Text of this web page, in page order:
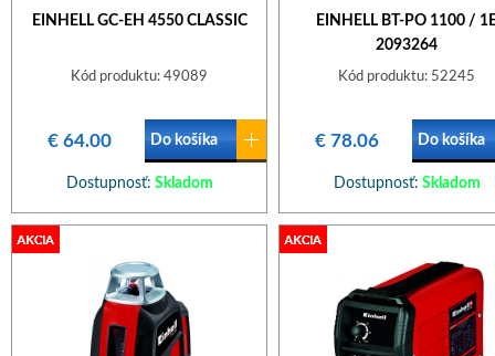
EINHELL GC-EH 4550 CLASSIC
Kód produktu: 49089
€ 64.00 Do košíka
Dostupnosť: Skladom
EINHELL BT-PO 1100 /
2093264
Kód produktu: 52245
€ 78.06 Do košíka
Dostupnosť: Skladom